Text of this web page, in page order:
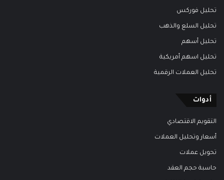
تحليل فوركس
تحليل السلع والذهب
تحليل أسهم
تحليل اسهم أمريكية
تحليل العملات الرقمية
أدوات
التقويم الاقتصادي
أسعار وتحليل العملات
تحويل عملات
حاسبة حجم العقد